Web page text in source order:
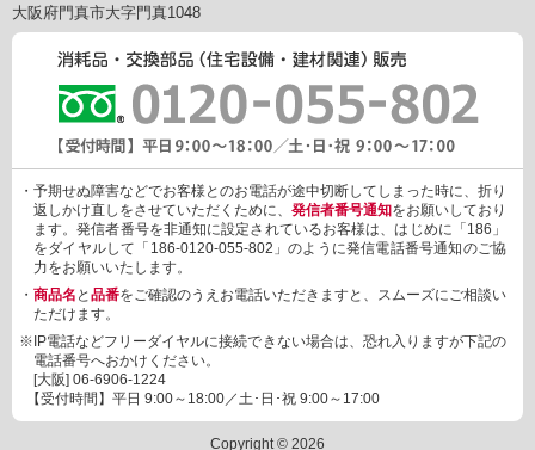
大阪府門真市大字門真1048
・予期せぬ障害などでお客様とのお電話が途中切断してしまった時に、折り
返しかけ直しをさせていただくために、 発信者番号通知をお願いしており
ます。発信者番号を非通知に設定されているお客様は、はじめに「186」
をダイヤルして「186-0120-055-802」のように発信電話番号通知のご協
力をお願いいたします。
・ 商品名 と 品番をご確認のうえお電話いただきますと、スムーズにご相談い
ただけます。
※IP電話などフリーダイヤルに接続できない場合は、恐れ入りますが下記の
電話番号へおかけください。
[大阪] 06-6906-1224
【受付時間】平日 9:00～18:00／土･日･祝 9:00～17:00
Copyright © 2026